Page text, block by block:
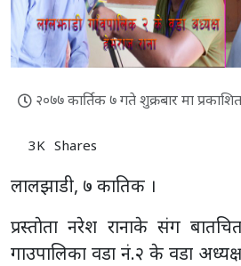
२०७७ कार्तिक ७ गते शुक्रबार मा प्रकाशित
3K Shares
लालझाडी, ७ कातिक ।
प्रस्ताेता नरेश रानाके संग
गाउपालिका वडा नं.२ के वडा